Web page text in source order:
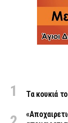
Τα κουκιά